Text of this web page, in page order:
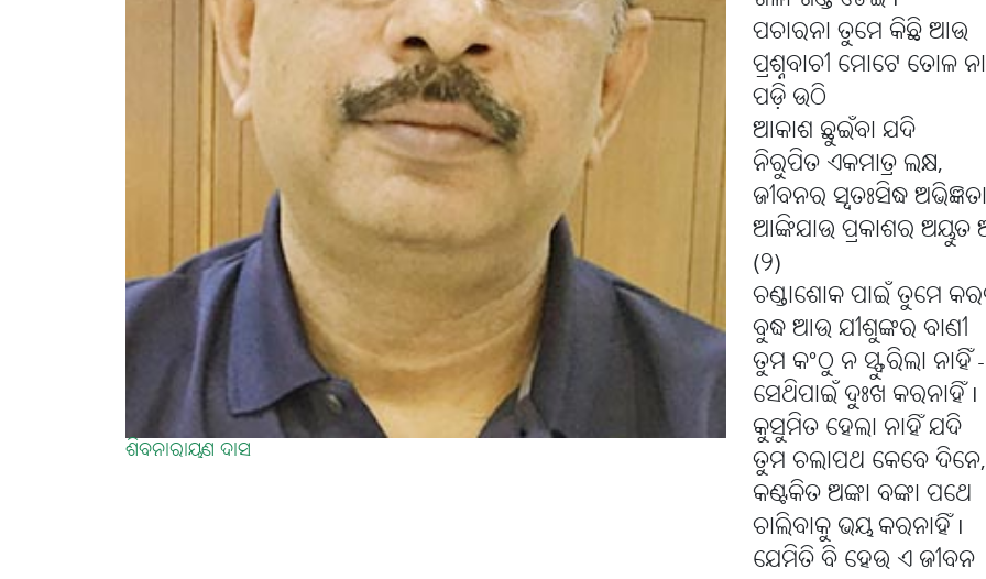
ଶିବନାରାୟଣ ଦାସ
ପଚାରନା ତୁମେ କିଛି ଆଉ
ପ୍ରଶ୍ନବାଚୀ ମୋଟେ ତୋଳ
ପଡ଼ି ଉଠି
ଆକାଶ ଛୁଇଁବା ଯଦି
ନିରୁପିତ ଏକମାତ୍ର ଲକ୍ଷ,
ଜୀବନର ସ୍ୱତଃସିଦ୍ଧ
ଆଙ୍କିଯାଉ ପ୍ରକାଶର ଅୟୁତ
(୨)
ଚଣ୍ଡାଶୋକ ପାଇଁ ତୁମେ
ବୁଦ୍ଧ ଆଉ ଯୀଶୁଙ୍କର ବାଣୀ
ତୁମ କଂଠୁ ନ ସ୍ଫୁରିଲା ନାହିଁ -
ସେଥିପାଇଁ ଦୁଃଖ କରନାହିଁ I
କୁସୁମିତ ହେଲା ନାହିଁ ଯଦି
ତୁମ ଚଲାପଥ କେବେ ଦିନେ,
କଣ୍ଟକିତ ଅଙ୍କା ବଙ୍କା ପଥେ
ଚାଲିବାକୁ ଭୟ କରନାହିଁ I
ଯେମିତି ବି ହେଉ ଏ ଜୀବନ